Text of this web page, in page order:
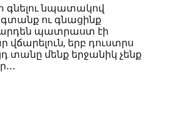
գնելու նպատակով
ու գնացինք
արդեն պատրաստ էի
երբ դուստրս
տանը մենք երջանիկ չենք